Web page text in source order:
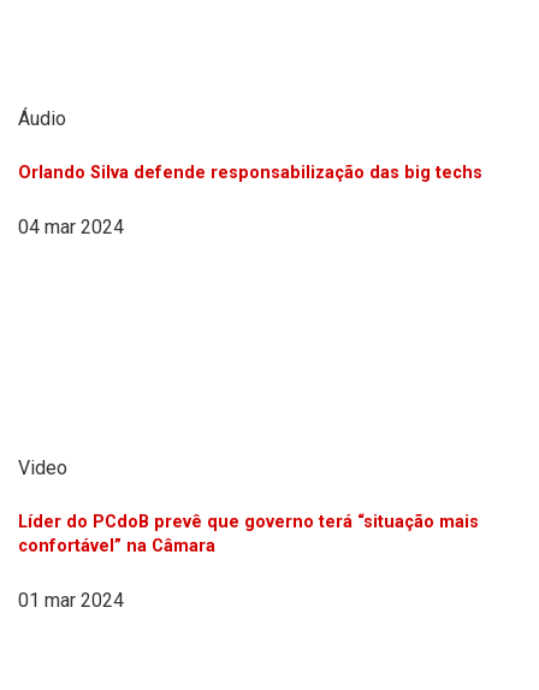
Áudio
Orlando Silva defende responsabilização das big techs
04 mar 2024
Video
Líder do PCdoB prevê que governo terá “situação mais
confortável” na Câmara
01 mar 2024